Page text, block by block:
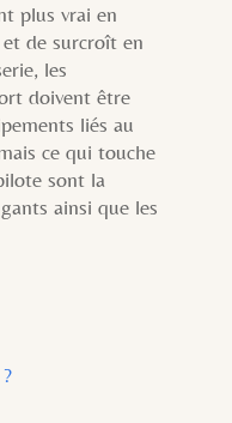
plus vrai en
de surcroît en
les
doivent être
liés au
ce qui touche
sont la
ainsi que les